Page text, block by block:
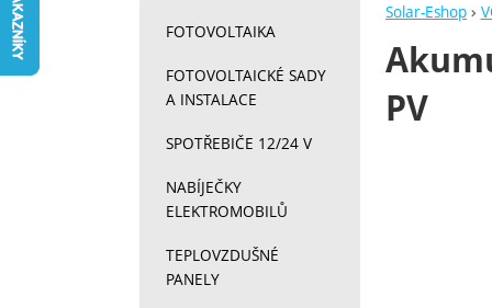
Solar-Eshop
PV
FOTOVOLTAIKA
FOTOVOLTAICKÉ SADY
A INSTALACE
SPOTŘEBIČE 12/24 V
NABÍJEČKY
ELEKTROMOBILŮ
TEPLOVZDUŠNÉ
PANELY